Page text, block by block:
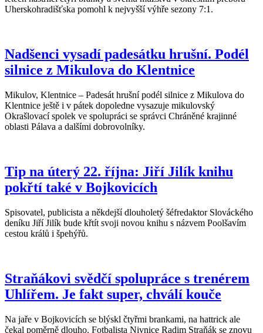
Uherskohradišťska pomohl k nejvyšší výhře sezony 7:1.
Nadšenci vysadí padesátku hrušní. Podél
silnice z Mikulova do Klentnice
Mikulov, Klentnice – Padesát hrušní podél silnice z Mikulova do
Klentnice ještě i v pátek dopoledne vysazuje mikulovský
Okrašlovací spolek ve spolupráci se správci Chráněné krajinné
oblasti Pálava a dalšími dobrovolníky.
Tip na úterý 22. října: Jiří Jilík knihu
pokřtí také v Bojkovicích
Spisovatel, publicista a někdejší dlouholetý šéfredaktor Slováckého
deníku Jiří Jilík bude křtít svoji novou knihu s názvem Poolšavím
cestou králů i špehýřů.
Straňákovi svědčí spolupráce s trenérem
Uhlířem. Je fakt super, chválí kouče
Na jaře v Bojkovicích se blýskl čtyřmi brankami, na hattrick ale
čekal poměrně dlouho. Fotbalista Nivnice Radim Straňák se znovu